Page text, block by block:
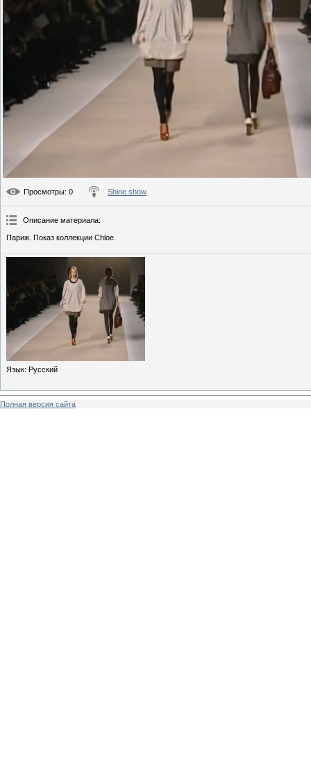
Просмотры: 0 Shine show
Описание материала:
Париж. Показ коллекции Chloe.
Язык: Русский
Полная версия сайта